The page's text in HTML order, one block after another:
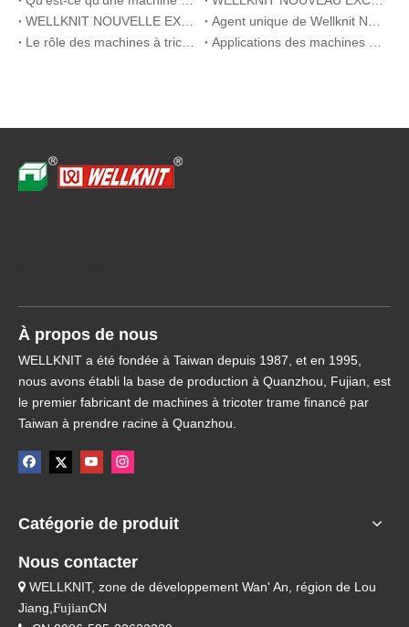
À propos de nous
WELLKNIT a été fondée à Taiwan depuis 1987, et en 1995,
nous avons établi la base de production à Quanzhou, Fujian, est
le premier fabricant de machines à tricoter trame financé par
Taiwan à prendre racine à Quanzhou.
Catégorie de produit
Nous contacter
 WELLKNIT, zone de développement Wan' An, région de Lou
Jiang, FujianCN